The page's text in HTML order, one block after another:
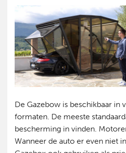
De Gazebow is beschikbaar in
formaten. De meeste
bescherming in vinden.
Wanneer de auto er even niet